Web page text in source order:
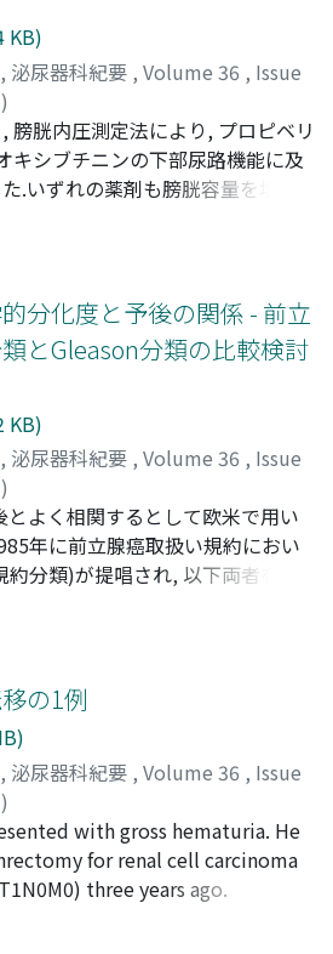
KB)
, 泌尿器科紀要 , Volume 36 , Issue
)
, 宏光;金子, 茂;Tsuchida, Seigi;
Hiromitsu;Kaneko, Shigeru
膀胱内圧測定法により, プロピベリ
キシブチニンの下部尿路機能に及
.いずれの薬剤も膀胱容量を増大
対しては, プロピベリンのみが増
がって, 本実験成績でみる限りプ
剤として, 他の2剤と比較して, よ
剤であることが示唆された
分化度と予後の関係 - 前立
とGleason分類の比較検討
KB)
, 泌尿器科紀要 , Volume 36 , Issue
)
桜井, 正樹;林, 宣男;栃木, 宏水;川
Takuichi;Sugimura, Yoshiki;
Norio;Tochigi, Hiromi;
よく相関するとして欧米で用い
年に前立腺癌取扱い規約におい
分類)が提唱され, 以下両者を比
よく相関し, ともに臨床的病期とよ
分化腺癌の間, GS 2-4とGS 5-7
間では生存率において有意差異
規約分類の分化度別癌死率をみ
化度と癌死率の間には直線的な関
さらに随伴病変の分化度により
を含む程に癌死率は高位を示す
の1例
, 泌尿器科紀要 , Volume 36 , Issue
)
Tanikawa, Katsumi;Matsushita,
with gross hematuria. He
for renal cell carcinoma
three years ago.
solitary, non-papillary tumor in